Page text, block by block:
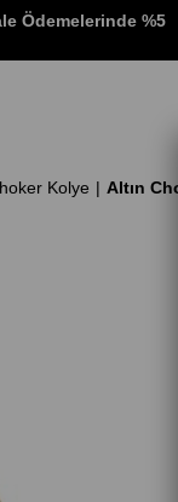
Ödemelerinde %5
Kolye Altın